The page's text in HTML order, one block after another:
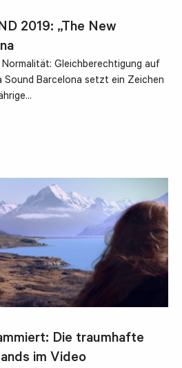
2019: „The New
Gleichberechtigung auf
Sound Barcelona setzt ein Zeichen
Die traumhafte
im Video